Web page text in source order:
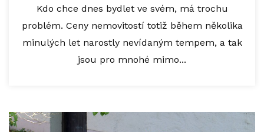
Kdo chce dnes bydlet ve svém, má trochu
problém. Ceny nemovitostí totiž během několika
minulých let narostly nevídaným tempem, a tak
jsou pro mnohé mimo...